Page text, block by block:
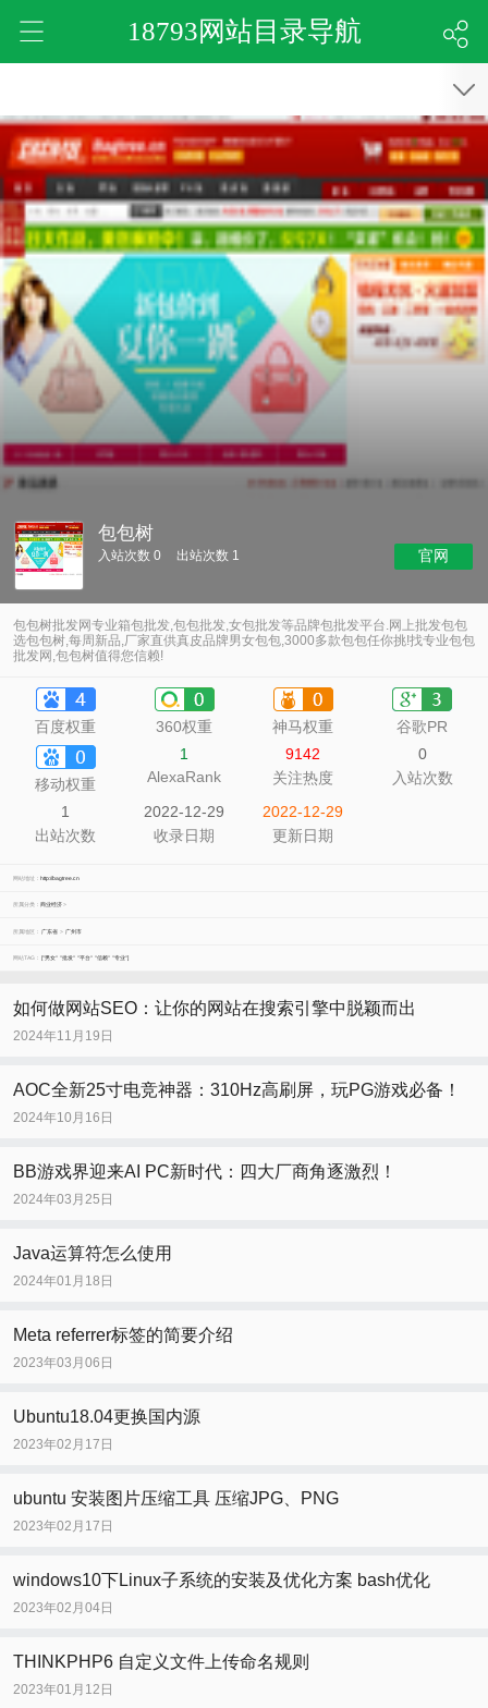
18793网站目录导航
包包树
入站次数 0 出站次数 1 官网
包包树批发网专业箱包批发,包包批发,女包批发等品牌包批发平台.网上批发包包
选包包树,每周新品,厂家直供真皮品牌男女包包,3000多款包包任你挑!找专业包包
批发网,包包树值得您信赖!
百度权重 360权重 神马权重 谷歌PR
移动权重
1
AlexaRank
9142
关注热度
0
入站次数
1
出站次数
2022-12-29
收录日期
2022-12-29
更新日期
网站地址： http://bagtree.cn
所属分类： 商业经济>
所属地区： 广东省> 广州市
网站TAG： ["男女" "批发" "平台" "信赖" "专业"]
如何做网站SEO：让你的网站在搜索引擎中脱颖而出
2024年11月19日
AOC全新25寸电竞神器：310Hz高刷屏，玩PG游戏必备！
2024年10月16日
BB游戏界迎来AI PC新时代：四大厂商角逐激烈！
2024年03月25日
Java运算符怎么使用
2024年01月18日
Meta referrer标签的简要介绍
2023年03月06日
Ubuntu18.04更换国内源
2023年02月17日
ubuntu 安装图片压缩工具 压缩JPG、PNG
2023年02月17日
windows10下Linux子系统的安装及优化方案 bash优化
2023年02月04日
THINKPHP6 自定义文件上传命名规则
2023年01月12日